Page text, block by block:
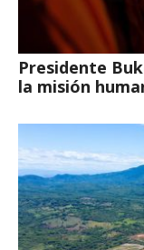
Presidente
la misión